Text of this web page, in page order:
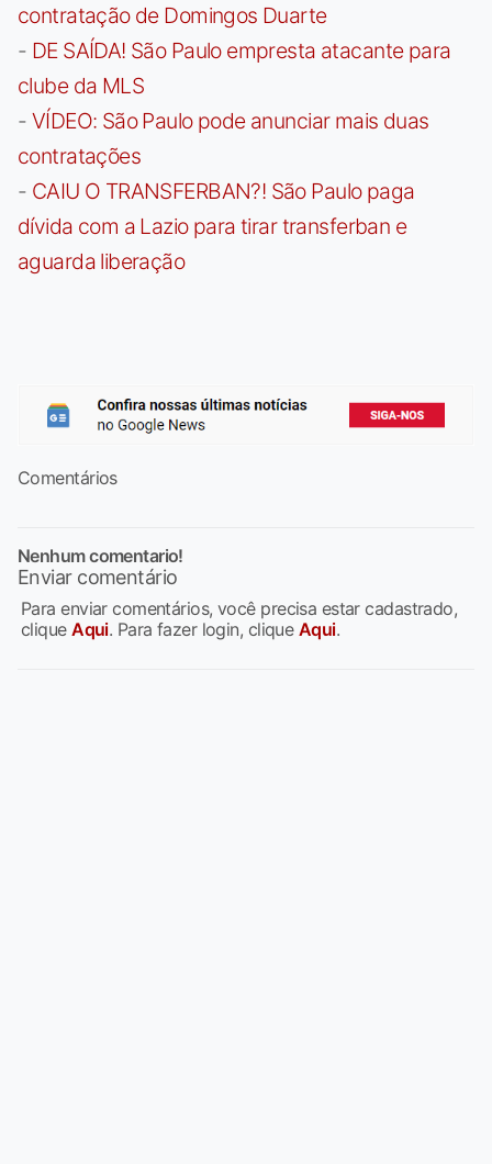
contratação de Domingos Duarte
- DE SAÍDA! São Paulo empresta atacante para
clube da MLS
- VÍDEO: São Paulo pode anunciar mais duas
contratações
- CAIU O TRANSFERBAN?! São Paulo paga
dívida com a Lazio para tirar transferban e
aguarda liberação
Comentários
Nenhum comentario!
Enviar comentário
Para enviar comentários, você precisa estar cadastrado,
cliqueAqui. Para fazer login, clique Aqui.